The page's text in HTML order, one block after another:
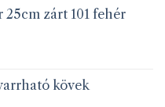
25cm zárt 101 fehér
kövek